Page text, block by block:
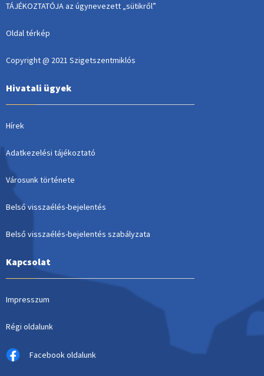
TÁJÉKOZTATÓJA az úgynevezett „sütikről”
Oldal térkép
Copyright @ 2021 Szigetszentmiklós
Hivatali ügyek
Hírek
Adatkezelési tájékoztató
Városunk története
Belső visszaélés-bejelentés
Belső visszaélés-bejelentés szabályzata
Kapcsolat
Impresszum
Régi oldalunk
Facebook oldalunk